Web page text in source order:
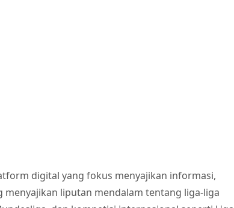
digital yang fokus menyajikan informasi,
liputan mendalam tentang liga-liga